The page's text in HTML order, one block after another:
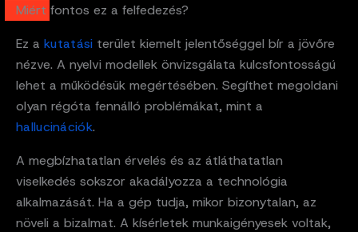
Miért fontos ez a felfedezés?
Ez a kutatási terület kiemelt jelentőséggel bír a jövőre
nézve. A nyelvi modellek önvizsgálata kulcsfontosságú
lehet a működésük megértésében. Segíthet megoldani
olyan régóta fennálló problémákat, mint a
hallucinációk.
A megbízhatatlan érvelés és az átláthatatlan
viselkedés sokszor akadályozza a technológia
alkalmazását. Ha a gép tudja, mikor bizonytalan, az
növeli a bizalmat. A kísérletek munkaigényesek voltak,